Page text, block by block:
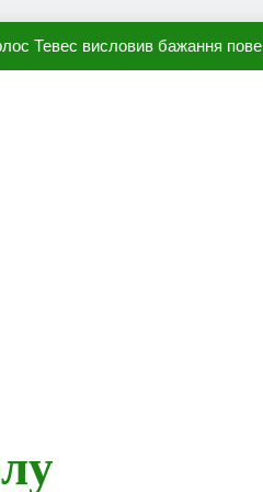
Тевес висловив бажання